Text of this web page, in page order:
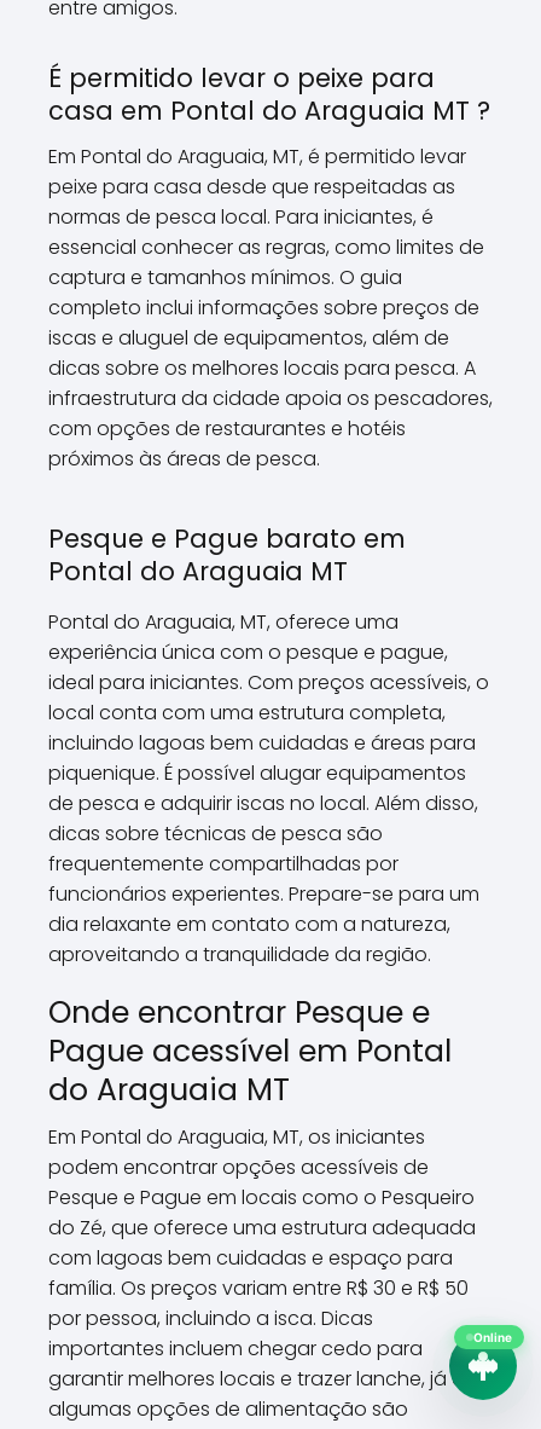
entre amigos.
É permitido levar o peixe para
casa em Pontal do Araguaia MT ?
Em Pontal do Araguaia, MT, é permitido levar
peixe para casa desde que respeitadas as
normas de pesca local. Para iniciantes, é
essencial conhecer as regras, como limites de
captura e tamanhos mínimos. O guia
completo inclui informações sobre preços de
iscas e aluguel de equipamentos, além de
dicas sobre os melhores locais para pesca. A
infraestrutura da cidade apoia os pescadores,
com opções de restaurantes e hotéis
próximos às áreas de pesca.
Pesque e Pague barato em
Pontal do Araguaia MT
Pontal do Araguaia, MT, oferece uma
experiência única com o pesque e pague,
ideal para iniciantes. Com preços acessíveis, o
local conta com uma estrutura completa,
incluindo lagoas bem cuidadas e áreas para
piquenique. É possível alugar equipamentos
de pesca e adquirir iscas no local. Além disso,
dicas sobre técnicas de pesca são
frequentemente compartilhadas por
funcionários experientes. Prepare-se para um
dia relaxante em contato com a natureza,
aproveitando a tranquilidade da região.
Onde encontrar Pesque e
Pague acessível em Pontal
do Araguaia MT
Em Pontal do Araguaia, MT, os iniciantes
podem encontrar opções acessíveis de
Pesque e Pague em locais como o Pesqueiro
do Zé, que oferece uma estrutura adequada
com lagoas bem cuidadas e espaço para
família. Os preços variam entre R$ 30 e R$ 50
por pessoa, incluindo a isca. Dicas
importantes incluem chegar cedo para
garantir melhores locais e trazer lanche, já que
algumas opções de alimentação são
Online